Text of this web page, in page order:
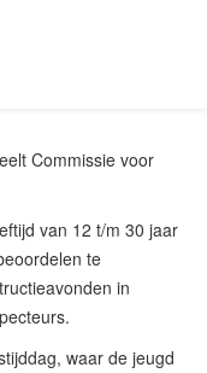
Commissie voor
van 12 t/m 30 jaar
te
in
waar de jeugd